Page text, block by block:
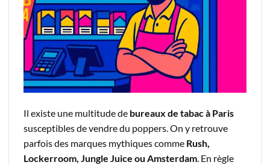
Il existe une multitude de bureaux de tabac à Paris
susceptibles de vendre du poppers. On y retrouve
parfois des marques mythiques comme Rush,
Lockerroom, Jungle Juice ou Amsterdam. En règle